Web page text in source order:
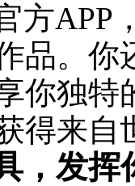
方APP
品。你
你独特
得来自
，发挥